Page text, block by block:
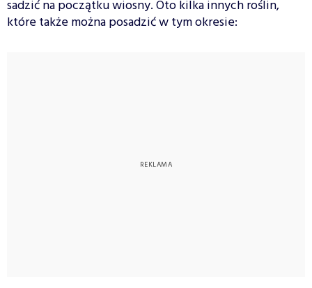
sadzić na początku wiosny. Oto kilka innych roślin,
które także można posadzić w tym okresie: